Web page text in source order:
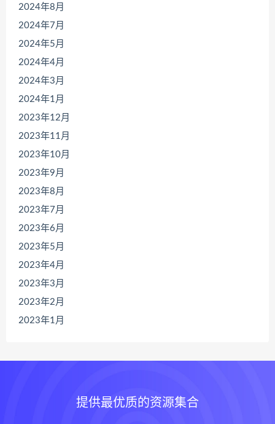
2024年8月
2024年7月
2024年5月
2024年4月
2024年3月
2024年1月
2023年12月
2023年11月
2023年10月
2023年9月
2023年8月
2023年7月
2023年6月
2023年5月
2023年4月
2023年3月
2023年2月
2023年1月
提供最优质的资源集合